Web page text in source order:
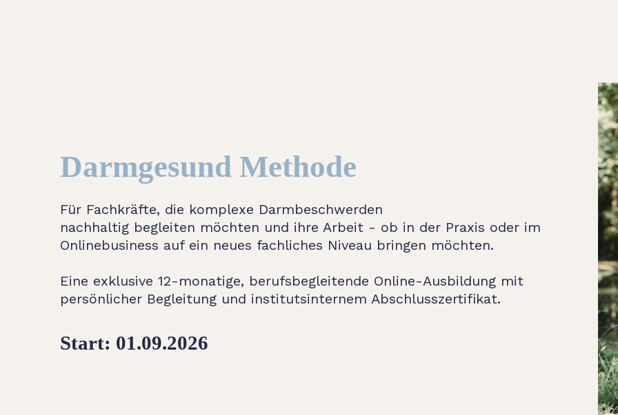
Darmgesund Methode
Für Fachkräfte, die komplexe Darmbeschwerden
nachhaltig begleiten möchten und ihre Arbeit - ob in der Praxis oder im
Onlinebusiness auf ein neues fachliches Niveau bringen möchten.
Eine exklusive 12-monatige, berufsbegleitende Online-Ausbildung mit
persönlicher Begleitung und institutsinternem Abschlusszertifikat.
Start: 01.09.2026